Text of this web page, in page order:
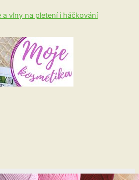
a vlny na pletení i háčkování